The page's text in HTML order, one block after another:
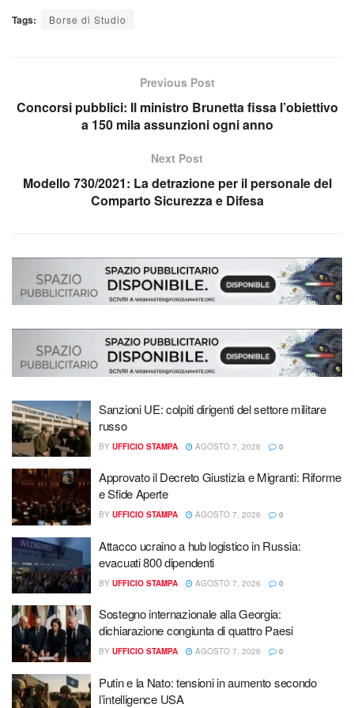
Tags: Borse di Studio
Previous Post
Concorsi pubblici: Il ministro Brunetta fissa l’obiettivo
a 150 mila assunzioni ogni anno
Next Post
Modello 730/2021: La detrazione per il personale del
Comparto Sicurezza e Difesa
Sanzioni UE: colpiti dirigenti del settore militare
russo
BY UFFICIO STAMPA AGOSTO 7, 2026 0
Approvato il Decreto Giustizia e Migranti: Riforme
e Sfide Aperte
BY UFFICIO STAMPA AGOSTO 7, 2026 0
Attacco ucraino a hub logistico in Russia:
evacuati 800 dipendenti
BY UFFICIO STAMPA AGOSTO 7, 2026 0
Sostegno internazionale alla Georgia:
dichiarazione congiunta di quattro Paesi
BY UFFICIO STAMPA AGOSTO 7, 2026 0
Putin e la Nato: tensioni in aumento secondo
l’intelligence USA